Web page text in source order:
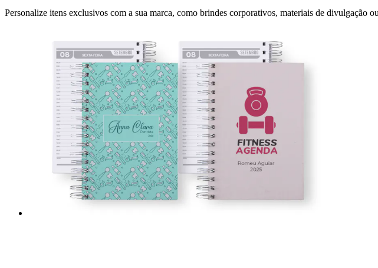
Personalize itens exclusivos com a sua marca, como brindes corporativos, materiais de divulgação